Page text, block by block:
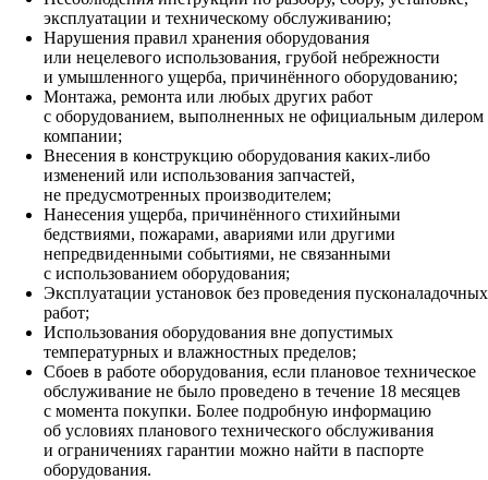
эксплуатации и техническому обслуживанию;
Нарушения правил хранения оборудования
или нецелевого использования, грубой небрежности
и умышленного ущерба, причинённого оборудованию;
Монтажа, ремонта или любых других работ
с оборудованием, выполненных не официальным дилером
компании;
Внесения в конструкцию оборудования каких‑либо
изменений или использования запчастей,
не предусмотренных производителем;
Нанесения ущерба, причинённого стихийными
бедствиями, пожарами, авариями или другими
непредвиденными событиями, не связанными
с использованием оборудования;
Эксплуатации установок без проведения пусконаладочных
работ;
Использования оборудования вне допустимых
температурных и влажностных пределов;
Сбоев в работе оборудования, если плановое техническое
обслуживание не было проведено в течение 18 месяцев
с момента покупки. Более подробную информацию
об условиях планового технического обслуживания
и ограничениях гарантии можно найти в паспорте
оборудования.